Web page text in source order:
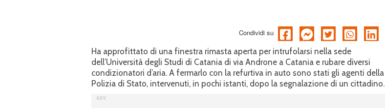
Condividi su
Ha approfittato di una finestra rimasta aperta per intrufolarsi nella sede
dell’Università degli Studi di Catania di via Androne a Catania e rubare diversi
condizionatori d’aria. A fermarlo con la refurtiva in auto sono stati gli agenti della
Polizia di Stato, intervenuti, in pochi istanti, dopo la segnalazione di un cittadino.